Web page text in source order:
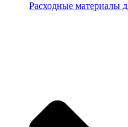
Расходные материалы